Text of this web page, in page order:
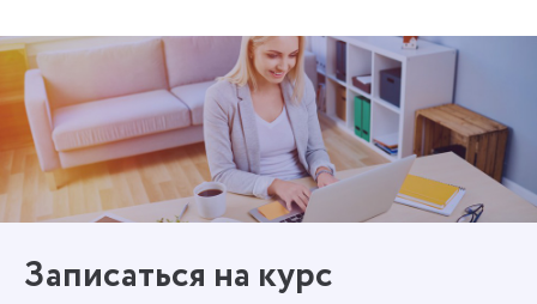
Записаться на курс